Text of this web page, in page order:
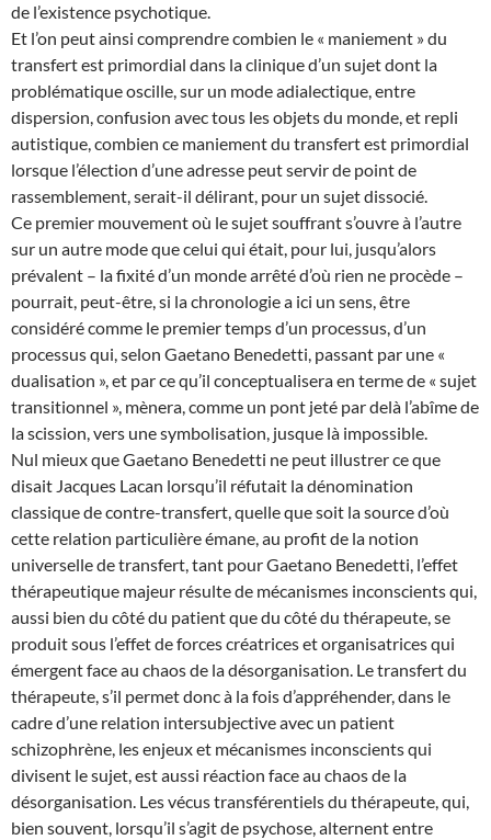
de l’existence psychotique.
Et l’on peut ainsi comprendre combien le « maniement » du
transfert est primordial dans la clinique d’un sujet dont la
problématique oscille, sur un mode adialectique, entre
dispersion, confusion avec tous les objets du monde, et repli
autistique, combien ce maniement du transfert est primordial
lorsque l’élection d’une adresse peut servir de point de
rassemblement, serait-il délirant, pour un sujet dissocié.
Ce premier mouvement où le sujet souffrant s’ouvre à l’autre
sur un autre mode que celui qui était, pour lui, jusqu’alors
prévalent – la fixité d’un monde arrêté d’où rien ne procède –
pourrait, peut-être, si la chronologie a ici un sens, être
considéré comme le premier temps d’un processus, d’un
processus qui, selon Gaetano Benedetti, passant par une «
dualisation », et par ce qu’il conceptualisera en terme de « sujet
transitionnel », mènera, comme un pont jeté par delà l’abîme de
la scission, vers une symbolisation, jusque là impossible.
Nul mieux que Gaetano Benedetti ne peut illustrer ce que
disait Jacques Lacan lorsqu’il réfutait la dénomination
classique de contre-transfert, quelle que soit la source d’où
cette relation particulière émane, au profit de la notion
universelle de transfert, tant pour Gaetano Benedetti, l’effet
thérapeutique majeur résulte de mécanismes inconscients qui,
aussi bien du côté du patient que du côté du thérapeute, se
produit sous l’effet de forces créatrices et organisatrices qui
émergent face au chaos de la désorganisation. Le transfert du
thérapeute, s’il permet donc à la fois d’appréhender, dans le
cadre d’une relation intersubjective avec un patient
schizophrène, les enjeux et mécanismes inconscients qui
divisent le sujet, est aussi réaction face au chaos de la
désorganisation. Les vécus transférentiels du thérapeute, qui,
bien souvent, lorsqu’il s’agit de psychose, alternent entre